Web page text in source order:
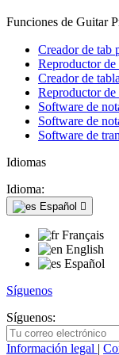
Funciones de Guitar
Creador de tab
Reproductor
Creador de
Reproductor de
Software de
Software de
Software de
Idiomas
Idioma:
Español 
Français
English
Español
Síguenos
Síguenos:
Información legal |